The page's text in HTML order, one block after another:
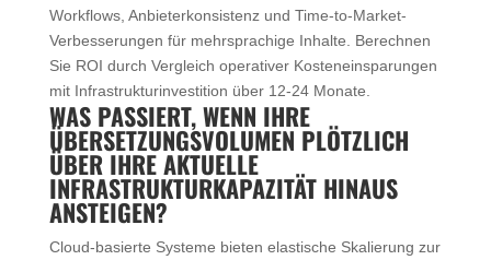
Workflows, Anbieterkonsistenz und Time-to-Market-
Verbesserungen für mehrsprachige Inhalte. Berechnen
Sie ROI durch Vergleich operativer Kosteneinsparungen
mit Infrastrukturinvestition über 12-24 Monate.
WAS PASSIERT, WENN IHRE
ÜBERSETZUNGSVOLUMEN PLÖTZLICH
ÜBER IHRE AKTUELLE
INFRASTRUKTURKAPAZITÄT HINAUS
ANSTEIGEN?
Cloud-basierte Systeme bieten elastische Skalierung zur